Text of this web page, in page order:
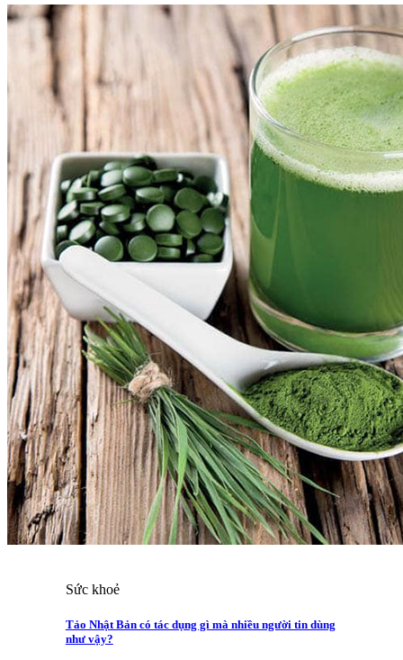
Sức khoẻ
Tảo Nhật Bản có tác dụng gì mà nhiều người tin dùng
như vậy?